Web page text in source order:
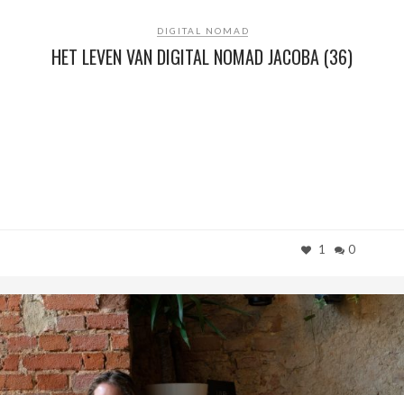
DIGITAL NOMAD
HET LEVEN VAN DIGITAL NOMAD JACOBA (36)
1 0